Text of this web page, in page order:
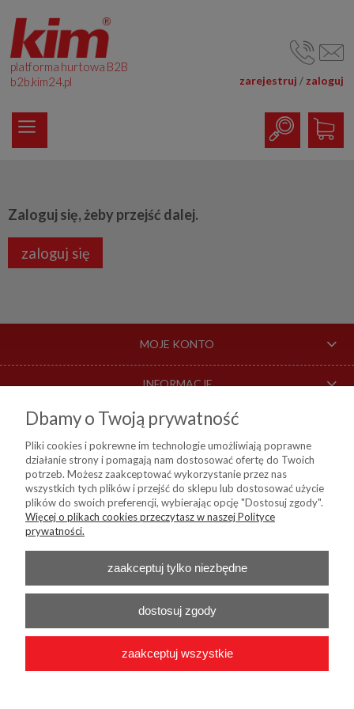
platforma hurtowa B2B
b2b.kim24.pl
zarejestruj / zaloguj
Zaloguj się, żeby przejść dalej.
zaloguj się
MOJE KONTO
INFORMACJE
O NAS
DOSTAWA I PŁATNOŚCI
KIM Sp. z o. o.
NIP:8441809717, REGON: 790315559, BDO: 000024178
Nr konta do przelewów:Bank Millenium 45 1160 2202 0000 0004 9138
0460
Telefon :+48 22 55 96 556
E-mail :b2b@kim24.pl
Dbamy o Twoją prywatność
Pliki cookies i pokrewne im technologie umożliwiają poprawne
działanie strony i pomagają nam dostosować ofertę do Twoich
potrzeb. Możesz zaakceptować wykorzystanie przez nas
wszystkich tych plików i przejść do sklepu lub dostosować użycie
plików do swoich preferencji, wybierając opcję "Dostosuj zgody".
Więcej o plikach cookies przeczytasz w naszej Polityce
prywatności.
zaakceptuj tylko niezbędne
dostosuj zgody
zaakceptuj wszystkie